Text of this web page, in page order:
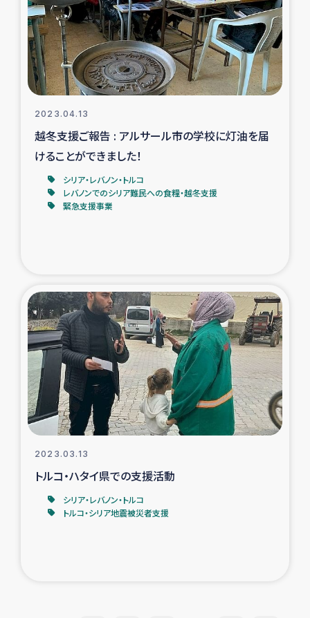
2023.04.13
越冬支援ご報告 : アルサール市の学校に灯油を届
けることができました！
シリア・レバノン・トルコ
レバノンでのシリア難民への食糧・越冬支援
緊急支援事業
2023.03.13
トルコ・ハタイ県での支援活動
シリア・レバノン・トルコ
トルコ・シリア地震被災者支援